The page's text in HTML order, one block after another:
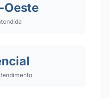
Oeste